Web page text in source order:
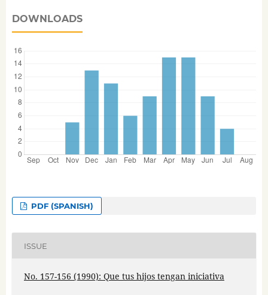
DOWNLOADS
PDF (SPANISH)
ISSUE
No. 157-156 (1990): Que tus hijos tengan iniciativa